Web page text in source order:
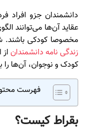
دانشمندان جزو افراد
عقاید آن‌ها می‌توانند
مخصوصا کودکی باشند.
زندگی نامه دانشمندان
کودک و نوجوان، آن‌ها را
فهرست
بقراط کیست؟